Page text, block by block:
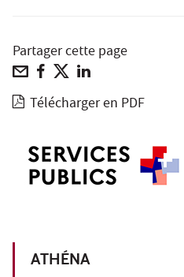
Partager cette page
Télécharger en PDF
ATHÉNA